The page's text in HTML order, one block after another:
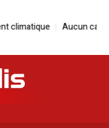
Aucun cas d’hantavirus